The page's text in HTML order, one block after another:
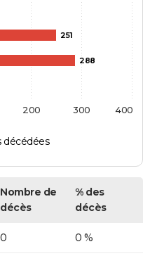
251
288
décédées
200 300 400
Nombre de
décès
% des
décès
0 0 %